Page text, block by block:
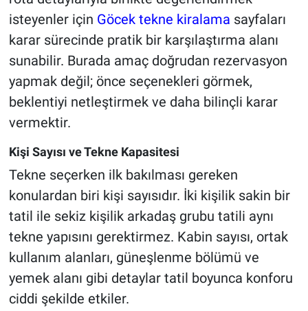
isteyenler için Göcek tekne kiralama sayfaları
karar sürecinde pratik bir karşılaştırma alanı
sunabilir. Burada amaç doğrudan rezervasyon
yapmak değil; önce seçenekleri görmek,
beklentiyi netleştirmek ve daha bilinçli karar
vermektir.
Kişi Sayısı ve Tekne Kapasitesi
Tekne seçerken ilk bakılması gereken
konulardan biri kişi sayısıdır. İki kişilik sakin bir
tatil ile sekiz kişilik arkadaş grubu tatili aynı
tekne yapısını gerektirmez. Kabin sayısı, ortak
kullanım alanları, güneşlenme bölümü ve
yemek alanı gibi detaylar tatil boyunca konforu
ciddi şekilde etkiler.